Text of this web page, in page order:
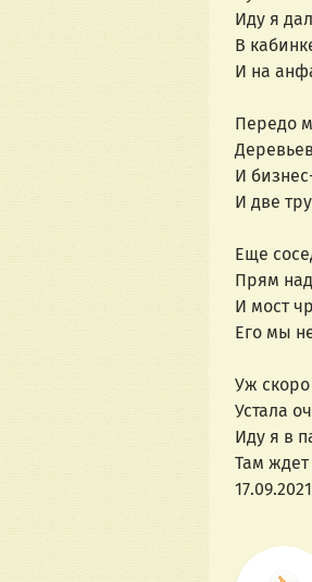
Иду я
В
И на
Передо
И
И две
Еще
Прям
И мост
Его мы
Уж скоро
Устала
Иду я в
Там
17.09.2021